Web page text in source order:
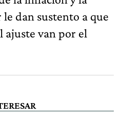
dan sustento a que
ajuste van por el